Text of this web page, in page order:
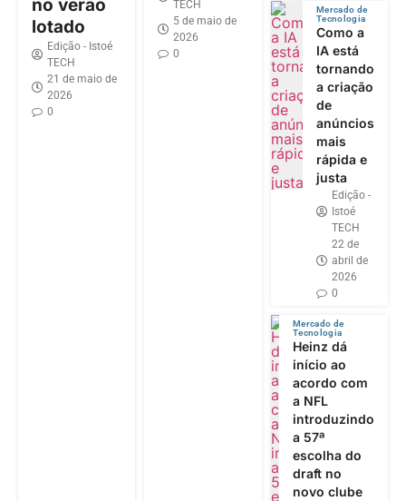
no verão
lotado
Edição - Istoé
TECH
21 de maio de
2026
0
TECH
5 de maio de
2026
0
Mercado de
Tecnologia
Como a
IA está
tornando
a criação
de
anúncios
mais
rápida e
justa
Edição -
Istoé
TECH
22 de
abril de
2026
0
Mercado de
Tecnologia
Heinz dá
início ao
acordo com
a NFL
introduzindo
a 57ª
escolha do
draft no
novo clube